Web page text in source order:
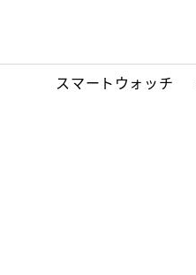
スマートウォッチ